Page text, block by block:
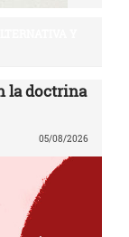
la doctrina
05/08/2026